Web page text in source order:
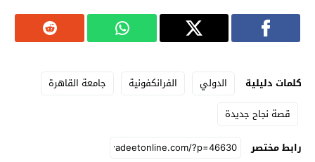
كلمات دليلية الدولي الفرانكفونية
جامعة القاهرة
قصة نجاح جديدة
رابط مختصر